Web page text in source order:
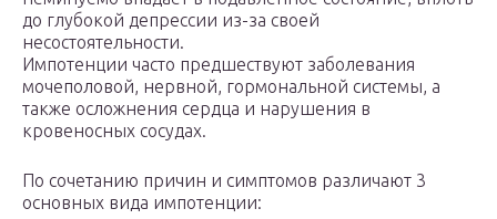
до глубокой депрессии из-за своей
несостоятельности.
Импотенции часто предшествуют заболевания
мочеполовой, нервной, гормональной системы, а
также осложнения сердца и нарушения в
кровеносных сосудах.
По сочетанию причин и симптомов различают 3
основных вида импотенции: